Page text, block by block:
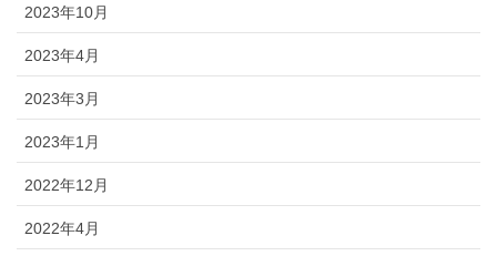
2023年10月
2023年4月
2023年3月
2023年1月
2022年12月
2022年4月